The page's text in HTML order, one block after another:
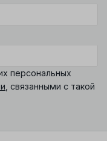
персональных
, связанными с такой